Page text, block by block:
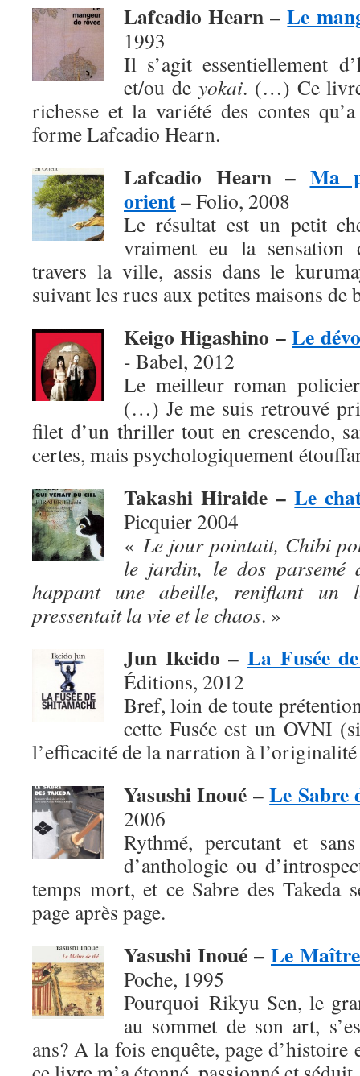
Lafcadio Hearn –Le
1993
Il s’agit essentiellement
et/ou de yokai. (…) Ce
richesse et la variété des contes
forme Lafcadio Hearn.
Lafcadio Hearn – Ma
orient– Folio, 2008
Le résultat est un petit
vraiment eu la sensation
travers la ville, assis dans le
suivant les rues aux petites maisons de
Keigo Higashino –Le
- Babel, 2012
Le meilleur roman
(…) Je me suis retrouvé
filet d’un thriller tout en crescendo,
certes, mais psychologiquement
Takashi Hiraide –Le
Picquier 2004
« Le jour pointait, Chibi
le jardin, le dos parsemé
happant une abeille, reniflant un
pressentait la vie et le chaos. »
Jun Ikeido – La Fusée
Éditions, 2012
Bref, loin de toute
cette Fusée est un OVNI
l’efficacité de la narration à
Yasushi Inoué –Le Sabre
2006
Rythmé, percutant et
d’anthologie ou
temps mort, et ce Sabre des Takeda
page après page.
Yasushi Inoué – Le
Poche, 1995
Pourquoi Rikyu Sen, le
au sommet de son art,
ans? A la fois enquête, page